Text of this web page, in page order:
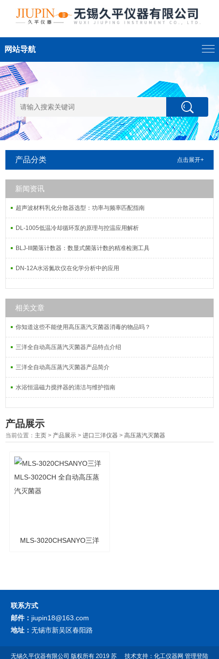
网站导航
产品分类 点击展开+
新闻资讯
超声波材料乳化分散器选型：功率与频率匹配指南
DL-1005低温冷却循环泵的原理与控温应用解析
BLJ-III菌落计数器：数显式菌落计数的精准检测工具
DN-12A水浴氮吹仪在化学分析中的应用
相关文章
你知道这些不能使用高压蒸汽灭菌器消毒的物品吗？
三洋全自动高压蒸汽灭菌器产品特点介绍
三洋全自动高压蒸汽灭菌器产品简介
水浴恒温磁力搅拌器的清洁与维护指南
产品展示
当前位置： 主页 > 产品展示 >进口三洋仪器 >高压蒸汽灭菌器
MLS-3020CHSANYO三洋
联系方式
邮件： jiupin18@163.com
地址：无锡市新吴区春阳路
技术支持： 化工仪器网 管理登陆
无锡久平仪器有限公司 版权所有 2019苏